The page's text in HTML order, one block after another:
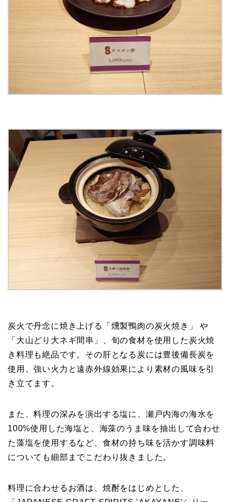
炭火で丹念に焼き上げる「燻製鴨肉の炭火焼き」 や
「大山どり大ネギ間串」、旬の食材を使用した炭火焼
き料理も絶品です。その肝となる炭には豊後備長炭を
使用。強い火力と遠赤外線効果により素材の風味を引
き立てます。
また、料理の深みを演出する塩に、瀬戸内海の海水を
100%使用した海塩と、海藻のうま味を抽出して合わせ
た藻塩を使用するなど、食材の持ち味を活かす調味料
についても細部までこだわり抜きました。
料理に合わせるお酒は、焼酎をはじめとした、